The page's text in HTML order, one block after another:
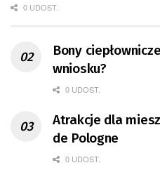
0 UDOST.
Bony
wniosku?
0 UDOST.
Atrakcje dla
de Pologne
0 UDOST.